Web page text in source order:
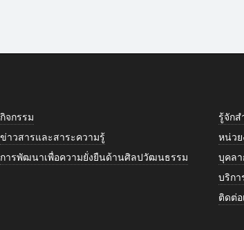
กิจกรรม
ข่าวสารและสาระความรู้
การพัฒนาเพื่อความยั่งยืนด้านศิลปวัฒนธรรม
รู้จักส
หน่ว
บุคลา
บริกา
ติดต่อ